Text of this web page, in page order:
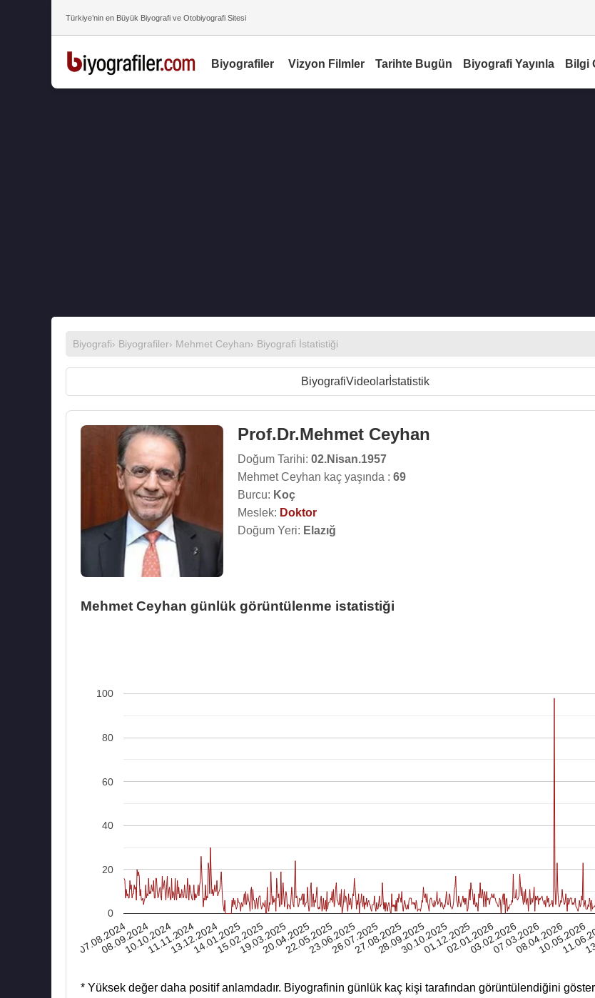
Türkiye’nin en Büyük Biyografi ve Otobiyografi Sitesi
Biyografiler Vizyon Filmler Tarihte Bugün Biyografi Yayınla Bilgi
Biyografi› Biyografiler› Mehmet Ceyhan› Biyografi İstatistiği
BiyografiVideolarİstatistik
Prof.Dr.Mehmet Ceyhan
Doğum Tarihi: 02.Nisan.1957
Mehmet Ceyhan kaç yaşında : 69
Burcu: Koç
Meslek: Doktor
Doğum Yeri: Elazığ
Mehmet Ceyhan günlük görüntülenme istatistiği
07.08.2024
08.09.2024
10.10.2024
11.11.2024
13.12.2024
14.01.2025
15.02.2025
19.03.2025
20.04.2025
22.05.2025
23.06.2025
26.07.2025
27.08.2025
28.09.2025
30.10.2025
01.12.2025
02.01.2026
03.02.2026
07.03.2026
08.04.2026
10.05.2026
0
20
40
60
80
100
* Yüksek değer daha positif anlamdadır. Biyografinin günlük kaç kişi tarafından görüntülendiğini